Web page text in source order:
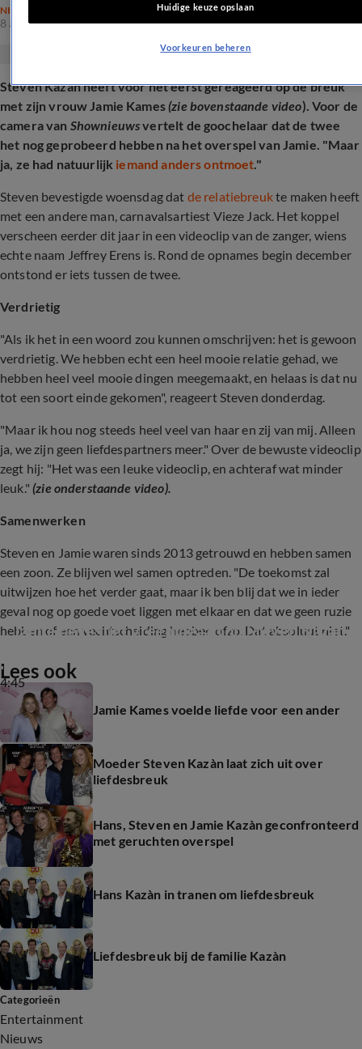
NIEUWS
8 aug 2025, 07:34
Steven Kazàn heeft voor het eerst gereageerd op de breuk
met zijn vrouw Jamie Kames(zie bovenstaande video). Voor de
camera van Shownieuwsvertelt de goochelaar dat de twee
het nog geprobeerd hebben na het overspel van Jamie. "Maar
ja, ze had natuurlijk iemand anders ontmoet."
Steven bevestigde woensdag dat de relatiebreukte maken heeft
met een andere man, carnavalsartiest Vieze Jack. Het koppel
verscheen eerder dit jaar in een videoclip van de zanger, wiens
echte naam Jeffrey Erens is. Rond de opnames begin december
ontstond er iets tussen de twee.
Verdrietig
"Als ik het in een woord zou kunnen omschrijven: het is gewoon
verdrietig. We hebben echt een heel mooie relatie gehad, we
hebben heel veel mooie dingen meegemaakt, en helaas is dat nu
tot een soort einde gekomen", reageert Steven donderdag.
"Maar ik hou nog steeds heel veel van haar en zij van mij. Alleen
ja, we zijn geen liefdespartners meer." Over de bewuste videoclip
zegt hij: "Het was een leuke videoclip, en achteraf wat minder
leuk."(zie onderstaande video).
Samenwerken
Steven en Jamie waren sinds 2013 getrouwd en hebben samen
een zoon. Ze blijven wel samen optreden. "De toekomst zal
uitwijzen hoe het verder gaat, maar ik ben blij dat we in ieder
geval nog op goede voet liggen met elkaar en dat we geen ruzie
hebben of een vechtscheiding hebben ofzo. Dat absoluut niet."
4:45
Jamie bevestigt vreemdgaan op Steven Kazàn
Lees ook
Jamie Kames voelde liefde voor een ander
Moeder Steven Kazàn laat zich uit over
liefdesbreuk
Hans, Steven en Jamie Kazàn geconfronteerd
met geruchten overspel
Hans Kazàn in tranen om liefdesbreuk
Liefdesbreuk bij de familie Kazàn
Categorieën
Entertainment
Nieuws
Huidige keuze opslaan
Voorkeuren beheren